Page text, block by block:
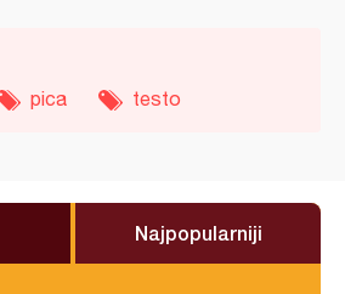
pica testo
Najpopularniji